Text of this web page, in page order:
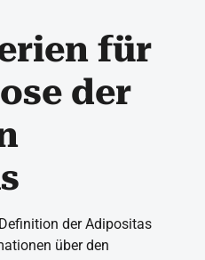
für
der
der Adipositas
über den